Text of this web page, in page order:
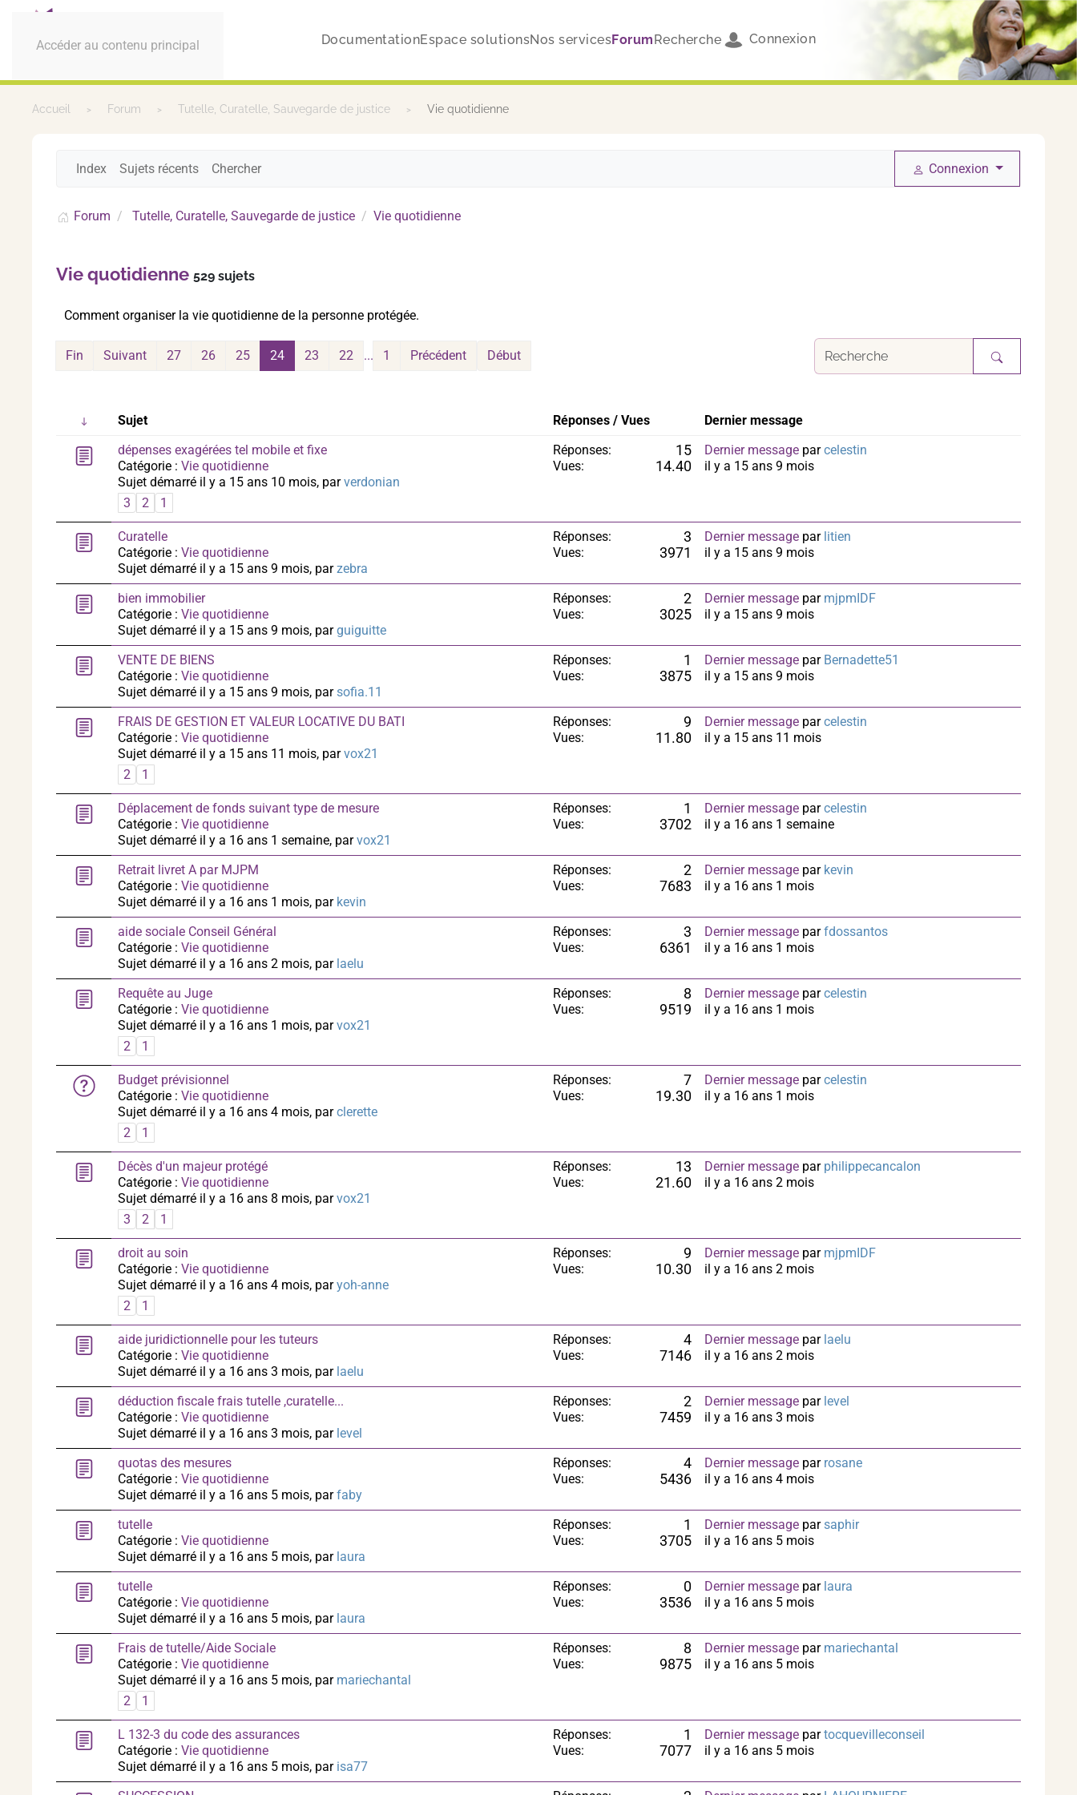
Accéder au contenu principal DocumentationEspace solutionsNos servicesForumRecherche Connexion
Accueil Forum Tutelle, Curatelle, Sauvegarde de justice Vie quotidienne
Index Sujets récents Chercher Connexion
Forum Tutelle, Curatelle, Sauvegarde de justice Vie quotidienne
Vie quotidienne 529 sujets
Comment organiser la vie quotidienne de la personne protégée.
Début
Précédent
1
...
22
23
24
25
26
27
Suivant
Fin
Sujet Réponses / Vues
Dernier message
dépenses exagérées tel mobile et fixe
Catégorie : Vie quotidienne
Sujet démarré il y a 15 ans 10 mois, parverdonian
1
2
3
Réponses: 15
Vues: 14.40
Dernier message parcelestin
il y a 15 ans 9 mois
Curatelle
Catégorie : Vie quotidienne
Sujet démarré il y a 15 ans 9 mois, parzebra
Réponses: 3
Vues: 3971
Dernier message par litien
il y a 15 ans 9 mois
bien immobilier
Catégorie : Vie quotidienne
Sujet démarré il y a 15 ans 9 mois, parguiguitte
Réponses: 2
Vues: 3025
Dernier message par mjpmIDF
il y a 15 ans 9 mois
VENTE DE BIENS
Catégorie : Vie quotidienne
Sujet démarré il y a 15 ans 9 mois, parsofia.11
Réponses: 1
Vues: 3875
Dernier message par Bernadette51
il y a 15 ans 9 mois
FRAIS DE GESTION ET VALEUR LOCATIVE DU BATI
Catégorie : Vie quotidienne
Sujet démarré il y a 15 ans 11 mois, parvox21
1
2
Réponses: 9
Vues: 11.80
Dernier message parcelestin
il y a 15 ans 11 mois
Déplacement de fonds suivant type de mesure
Catégorie : Vie quotidienne
Sujet démarré il y a 16 ans 1 semaine, parvox21
Réponses: 1
Vues: 3702
Dernier message parcelestin
il y a 16 ans 1 semaine
Retrait livret A par MJPM
Catégorie : Vie quotidienne
Sujet démarré il y a 16 ans 1 mois, par kevin
Réponses: 2
Vues: 7683
Dernier message par kevin
il y a 16 ans 1 mois
aide sociale Conseil Général
Catégorie : Vie quotidienne
Sujet démarré il y a 16 ans 2 mois, par laelu
Réponses: 3
Vues: 6361
Dernier message parfdossantos
il y a 16 ans 1 mois
Requête au Juge
Catégorie : Vie quotidienne
Sujet démarré il y a 16 ans 1 mois, parvox21
1
2
Réponses: 8
Vues: 9519
Dernier message parcelestin
il y a 16 ans 1 mois
Budget prévisionnel
Catégorie : Vie quotidienne
Sujet démarré il y a 16 ans 4 mois, parclerette
1
2
Réponses: 7
Vues: 19.30
Dernier message parcelestin
il y a 16 ans 1 mois
Décès d'un majeur protégé
Catégorie : Vie quotidienne
Sujet démarré il y a 16 ans 8 mois, parvox21
1
2
3
Réponses: 13
Vues: 21.60
Dernier message par philippecancalon
il y a 16 ans 2 mois
droit au soin
Catégorie : Vie quotidienne
Sujet démarré il y a 16 ans 4 mois, paryoh-anne
1
2
Réponses: 9
Vues: 10.30
Dernier message par mjpmIDF
il y a 16 ans 2 mois
aide juridictionnelle pour les tuteurs
Catégorie : Vie quotidienne
Sujet démarré il y a 16 ans 3 mois, par laelu
Réponses: 4
Vues: 7146
Dernier message par laelu
il y a 16 ans 2 mois
déduction fiscale frais tutelle ,curatelle...
Catégorie : Vie quotidienne
Sujet démarré il y a 16 ans 3 mois, par level
Réponses: 2
Vues: 7459
Dernier message par level
il y a 16 ans 3 mois
quotas des mesures
Catégorie : Vie quotidienne
Sujet démarré il y a 16 ans 5 mois, parfaby
Réponses: 4
Vues: 5436
Dernier message par rosane
il y a 16 ans 4 mois
tutelle
Catégorie : Vie quotidienne
Sujet démarré il y a 16 ans 5 mois, par laura
Réponses: 1
Vues: 3705
Dernier message parsaphir
il y a 16 ans 5 mois
tutelle
Catégorie : Vie quotidienne
Sujet démarré il y a 16 ans 5 mois, par laura
Réponses: 0
Vues: 3536
Dernier message par laura
il y a 16 ans 5 mois
Frais de tutelle/Aide Sociale
Catégorie : Vie quotidienne
Sujet démarré il y a 16 ans 5 mois, par mariechantal
1
2
Réponses: 8
Vues: 9875
Dernier message par mariechantal
il y a 16 ans 5 mois
L 132-3 du code des assurances
Catégorie : Vie quotidienne
Sujet démarré il y a 16 ans 5 mois, par isa77
Réponses: 1
Vues: 7077
Dernier message partocquevilleconseil
il y a 16 ans 5 mois